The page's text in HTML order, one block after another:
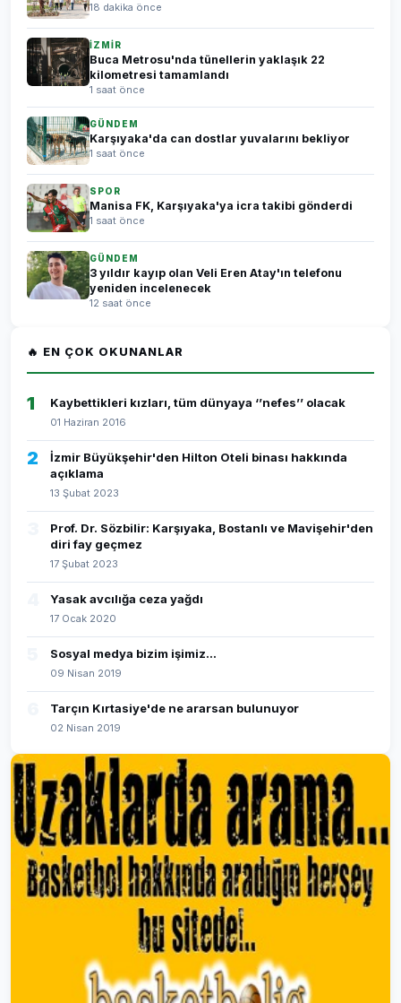
18 dakika önce
İZMİR
Buca Metrosu'nda tünellerin yaklaşık 22
kilometresi tamamlandı
1 saat önce
GÜNDEM
Karşıyaka'da can dostlar yuvalarını bekliyor
1 saat önce
SPOR
Manisa FK, Karşıyaka'ya icra takibi gönderdi
1 saat önce
GÜNDEM
3 yıldır kayıp olan Veli Eren Atay'ın telefonu
yeniden incelenecek
12 saat önce
🔥 EN ÇOK OKUNANLAR
1 Kaybettikleri kızları, tüm dünyaya ‘’nefes’’ olacak
01 Haziran 2016
2
İzmir Büyükşehir'den Hilton Oteli binası hakkında
açıklama
13 Şubat 2023
Prof. Dr. Sözbilir: Karşıyaka, Bostanlı ve Mavişehir'den
diri fay geçmez
17 Şubat 2023
Yasak avcılığa ceza yağdı
17 Ocak 2020
Sosyal medya bizim işimiz...
09 Nisan 2019
Tarçın Kırtasiye'de ne ararsan bulunuyor
02 Nisan 2019